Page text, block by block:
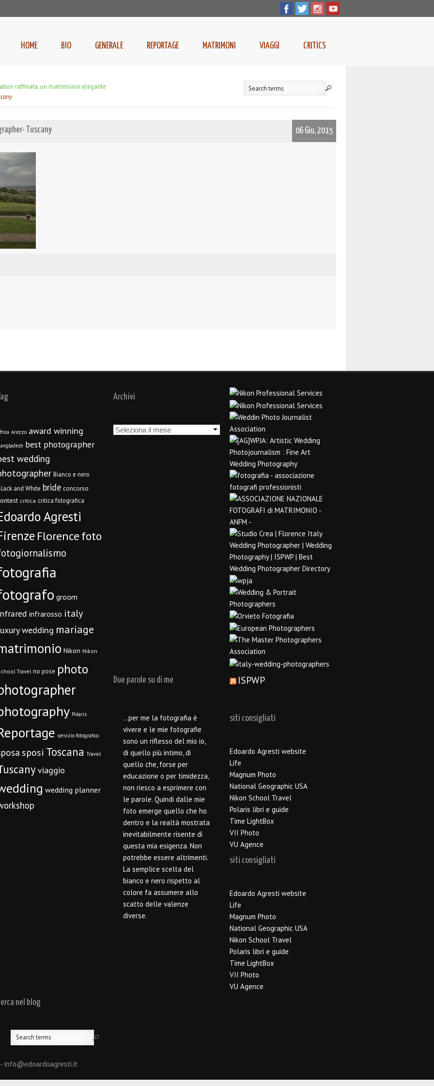
HOME BIO GENERALE REPORTAGE MATRIMONI VIAGGI CRITICS
raffinata, un matrimonio elegante
Tuscany 06 Giu, 2015
Arezzo award winning
best photographer
wedding
Bianco e nero
and White bride concorso
critica critica fotografica
Agresti
Florencefoto
groom
infrarosso italy
wedding mariage
Nikon Nikon
Travel no pose photo
Polaris
servizio fotografico
sposi Toscana Travel
viaggio
wedding planner
Archivi
Archivi
Due parole su di me
…per me la fotografia è
vivere e le mie fotografie
sono un riflesso del mio io,
di quello più intimo, di
quello che, forse per
educazione o per timidezza,
non riesco a esprimere con
le parole. Quindi dalle mie
foto emerge quello che ho
dentro e la realtà mostrata
inevitabilmente risente di
questa mia esigenza. Non
potrebbe essere altrimenti.
La semplice scelta del
bianco e nero rispetto al
colore fa assumere allo
scatto delle valenze
diverse.
ISPWP
siti consigliati
Edoardo Agresti website
Life
Magnum Photo
National Geographic USA
Nikon School Travel
Polaris libri e guide
Time LightBox
VII Photo
VU Agence
siti consigliati
Edoardo Agresti website
Life
Magnum Photo
National Geographic USA
Nikon School Travel
Polaris libri e guide
Time LightBox
VII Photo
VU Agence
nel blog
info@edoardoagresti.it